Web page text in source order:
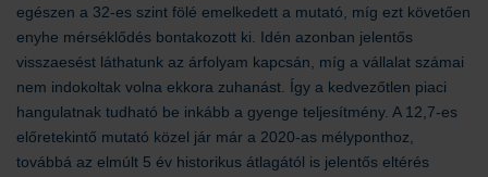
egészen a 32-es szint fölé emelkedett a mutató, míg ezt követően
enyhe mérséklődés bontakozott ki. Idén azonban jelentős
visszaesést láthatunk az árfolyam kapcsán, míg a vállalat számai
nem indokoltak volna ekkora zuhanást. Így a kedvezőtlen piaci
hangulatnak tudható be inkább a gyenge teljesítmény. A 12,7-es
előretekintő mutató közel jár már a 2020-as mélyponthoz,
továbbá az elmúlt 5 év historikus átlagától is jelentős eltérés